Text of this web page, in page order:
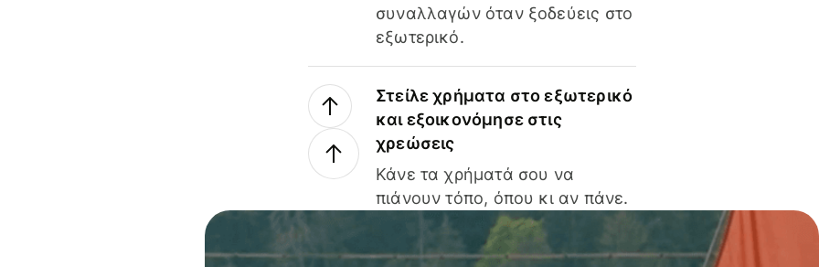
συναλλαγών όταν ξοδεύεις στο
εξωτερικό.
Στείλε χρήματα στο εξωτερικό
και εξοικονόμησε στις
χρεώσεις
Κάνε τα χρήματά σου να
πιάνουν τόπο, όπου κι αν πάνε.